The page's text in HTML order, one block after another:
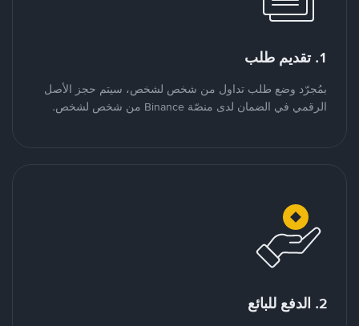
1. تقديم طلب
بمُجرّد وضع طلب تداول من شخص لشخص، سيتم حجز الأصل
الرقمي في الضمان لدى منصّة Binance من شخص لشخص.
2. الدفع للبائع